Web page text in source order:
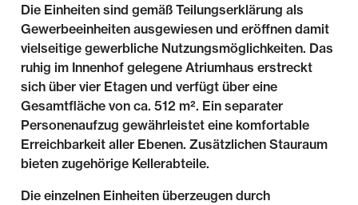
Die Einheiten sind gemäß Teilungserklärung als
Gewerbeeinheiten ausgewiesen und eröffnen damit
vielseitige gewerbliche Nutzungsmöglichkeiten. Das
ruhig im Innenhof gelegene Atriumhaus erstreckt
sich über vier Etagen und verfügt über eine
Gesamtfläche von ca. 512 m². Ein separater
Personenaufzug gewährleistet eine komfortable
Erreichbarkeit aller Ebenen. Zusätzlichen Stauraum
bieten zugehörige Kellerabteile.
Die einzelnen Einheiten überzeugen durch